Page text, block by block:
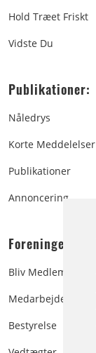
Hold Træet Friskt
Vidste Du
Publikationer:
Nåledrys
Korte Meddelelser
Publikationer
Annoncering
Foreningen:
Bliv Medlem
Medarbejdere
Bestyrelse